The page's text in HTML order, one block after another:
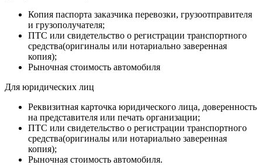
Копия паспорта заказчика перевозки, грузоотправителя
и грузополучателя;
ПТС или свидетельство о регистрации транспортного
средства(оригиналы или нотариально заверенная
копия);
Рыночная стоимость автомобиля
Для юридических лиц
Реквизитная карточка юридического лица, доверенность
на представителя или печать организации;
ПТС или свидетельство о регистрации транспортного
средства(оригиналы или нотариально заверенная
копия);
Рыночная стоимость автомобиля.